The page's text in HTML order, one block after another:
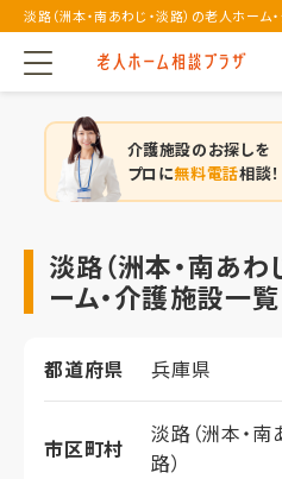
淡路（洲本・南あわじ・淡路）の老人ホーム
介護施設のお探しを
プロに無料電話相談！
淡路（洲本・南あわ
ーム・介護施設一覧
都道府県 兵庫県
市区町村
淡路（洲本・南
路）